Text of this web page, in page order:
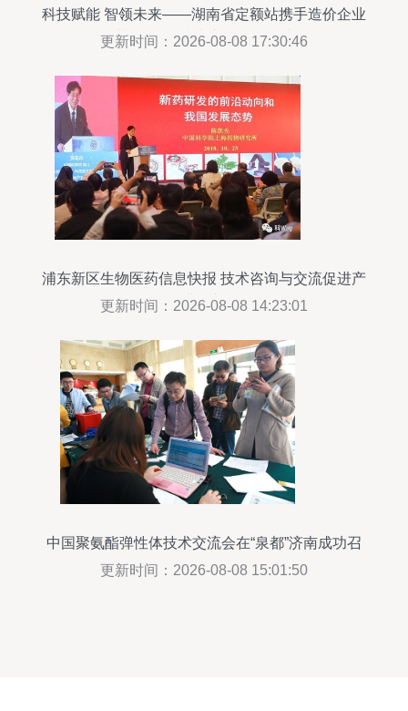
科技赋能 智领未来——湖南省定额站携手造价企业
共探EBIM技术应用发展路线
更新时间：2026-08-08 17:30:46
浦东新区生物医药信息快报 技术咨询与交流促进产
业创新
更新时间：2026-08-08 14:23:01
中国聚氨酯弹性体技术交流会在“泉都”济南成功召
开
更新时间：2026-08-08 15:01:50